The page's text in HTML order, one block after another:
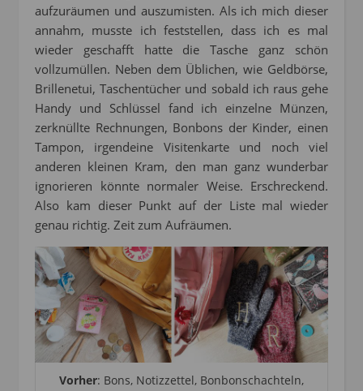
aufzuräumen und auszumisten. Als ich mich dieser
annahm, musste ich feststellen, dass ich es mal
wieder geschafft hatte die Tasche ganz schön
vollzumüllen. Neben dem Üblichen, wie Geldbörse,
Brillenetui, Taschentücher und sobald ich raus gehe
Handy und Schlüssel fand ich einzelne Münzen,
zerknüllte Rechnungen, Bonbons der Kinder, einen
Tampon, irgendeine Visitenkarte und noch viel
anderen kleinen Kram, den man ganz wunderbar
ignorieren könnte normaler Weise. Erschreckend.
Also kam dieser Punkt auf der Liste mal wieder
genau richtig. Zeit zum Aufräumen.
Vorher: Bons, Notizzettel, Bonbonschachteln,